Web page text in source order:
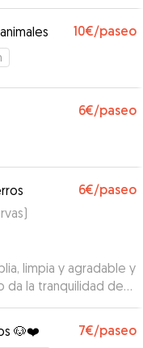
10€/paseo
6€/paseo
6€/paseo
)
limpia y agradable y
da la tranquilidad de
mío lo hace). Me
día, tanto de casa
que fueron
🐶❤️ 7€/paseo